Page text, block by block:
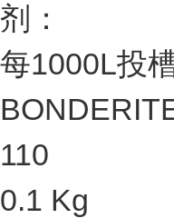
每1000L
110 （
0.1